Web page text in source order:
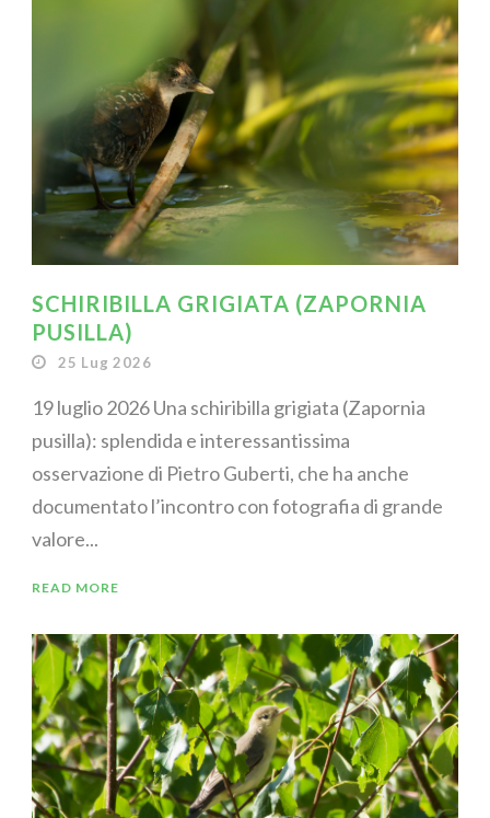
SCHIRIBILLA GRIGIATA (ZAPORNIA
PUSILLA)
25 Lug 2026
19 luglio 2026 Una schiribilla grigiata (Zapornia
pusilla): splendida e interessantissima
osservazione di Pietro Guberti, che ha anche
documentato l’incontro con fotografia di grande
valore...
READ MORE